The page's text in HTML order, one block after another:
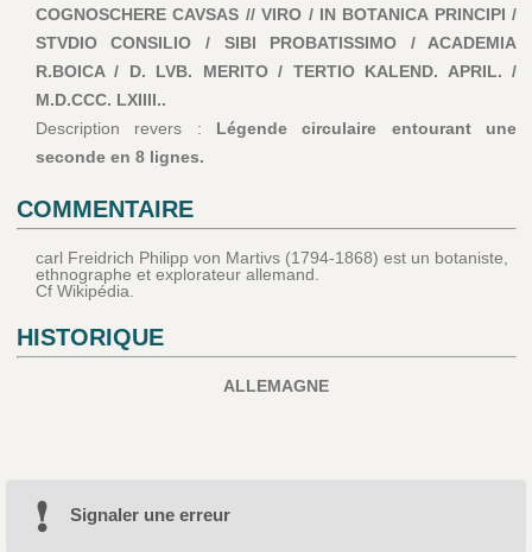
COGNOSCHERE CAVSAS // VIRO / IN BOTANICA PRINCIPI /
STVDIO CONSILIO / SIBI PROBATISSIMO / ACADEMIA
R.BOICA / D. LVB. MERITO / TERTIO KALEND. APRIL. /
M.D.CCC. LXIIII..
Description revers : Légende circulaire entourant une
seconde en 8 lignes.
COMMENTAIRE
carl Freidrich Philipp von Martivs (1794-1868) est un botaniste,
ethnographe et explorateur allemand.
Cf Wikipédia.
HISTORIQUE
ALLEMAGNE
Signaler une erreur